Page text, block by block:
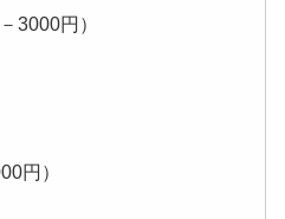
3000円）
円）